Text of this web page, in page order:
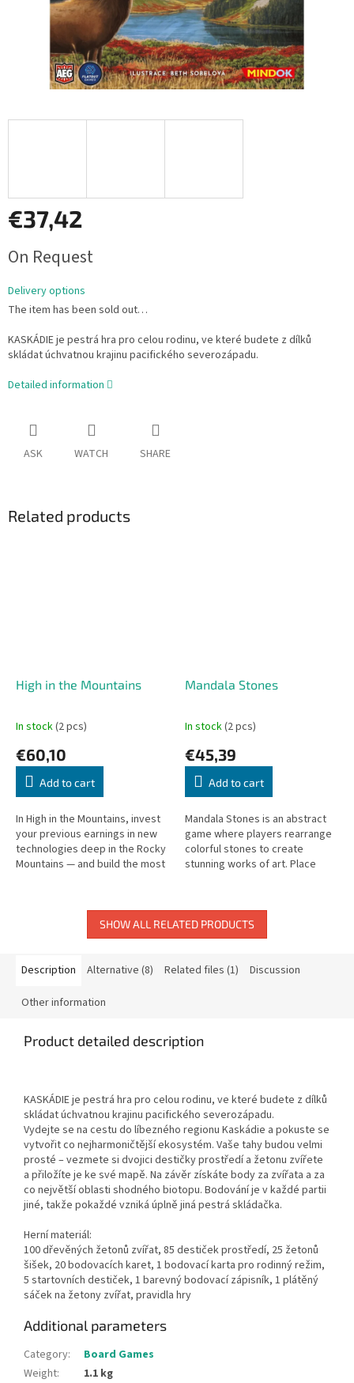
€37,42
price:
On Request
Delivery options
The item has been sold out…
KASKÁDIE je pestrá hra pro celou rodinu, ve které budete z dílků
skládat úchvatnou krajinu pacifického severozápadu.
Detailed information
ASK WATCH SHARE
Related products
High in the Mountains
In stock(2 pcs)
€60,10
Add to cart
In High in the Mountains, invest
your previous earnings in new
technologies deep in the Rocky
Mountains — and build the most
Mandala Stones
In stock(2 pcs)
€45,39
Add to cart
Mandala Stones is an abstract
game where players rearrange
colorful stones to create
stunning works of art. Place
SHOW ALL RELATED PRODUCTS
Description Alternative (8) Related files (1) Discussion
Other information
Product detailed description
KASKÁDIE je pestrá hra pro celou rodinu, ve které budete z dílků
skládat úchvatnou krajinu pacifického severozápadu.
Vydejte se na cestu do líbezného regionu Kaskádie a pokuste se
vytvořit co nejharmoničtější ekosystém. Vaše tahy budou velmi
prosté – vezmete si dvojici destičky prostředí a žetonu zvířete
a přiložíte je ke své mapě. Na závěr získáte body za zvířata a za
co největší oblasti shodného biotopu. Bodování je v každé partii
jiné, takže pokaždé vzniká úplně jiná pestrá skládačka.
Herní materiál:
100 dřevěných žetonů zvířat, 85 destiček prostředí, 25 žetonů
šišek, 20 bodovacích karet, 1 bodovací karta pro rodinný režim,
5 startovních destiček, 1 barevný bodovací zápisník, 1 plátěný
sáček na žetony zvířat, pravidla hry
Additional parameters
Category:
Board Games
Weight:
1.1 kg